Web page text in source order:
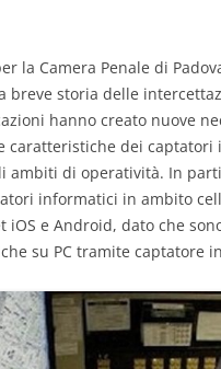
la Camera Penale di
breve storia delle
hanno creato nuove
caratteristiche dei
ambiti di operatività. In
informatici in ambito
iOS e Android, dato che
su PC tramite captatore